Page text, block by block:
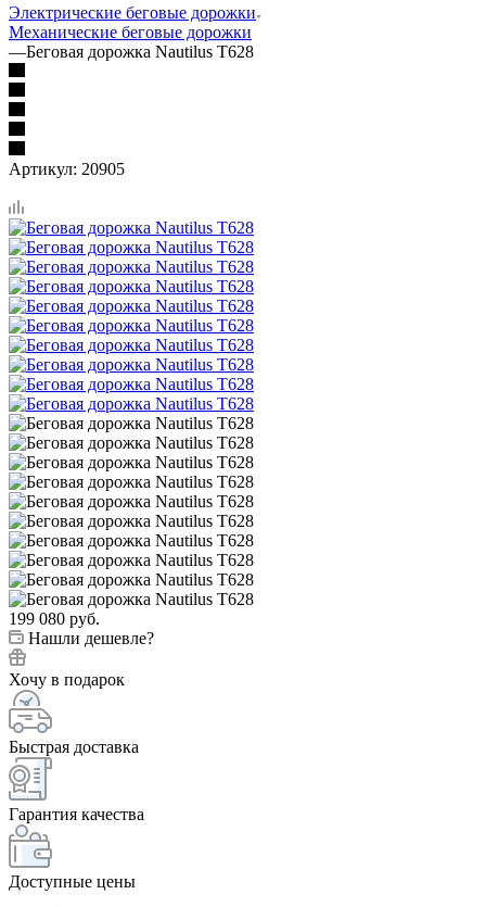
Электрические беговые дорожки
Механические беговые дорожки
—Беговая дорожка Nautilus T628
Артикул: 20905
199 080 руб.
Нашли дешевле?
Хочу в подарок
Быстрая доставка
Гарантия качества
Доступные цены